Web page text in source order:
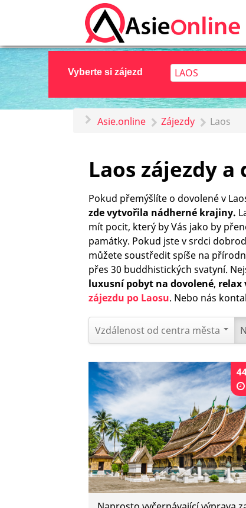
Vyberte si zájezd
Asie.online Zájezdy Laos
Laos zájezdy a
Pokud přemýšlíte o dovolené v
zde vytvořila nádherné krajiny.
mít pocit, který by Vás jako by
památky. Pokud jste v srdci
můžete soustředit spíše na
přes 30 buddhistických svatyní.
luxusní pobyt na dovolené, relax
zájezdu po Laosu. Nebo nás
Vzdálenost od centra města